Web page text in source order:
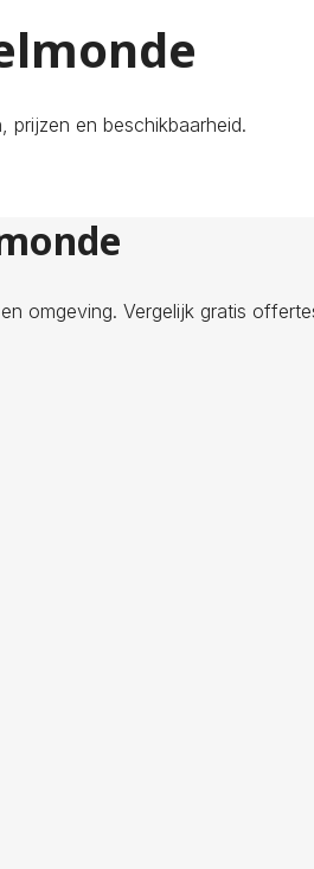
prijzen en beschikbaarheid.
en omgeving. Vergelijk gratis